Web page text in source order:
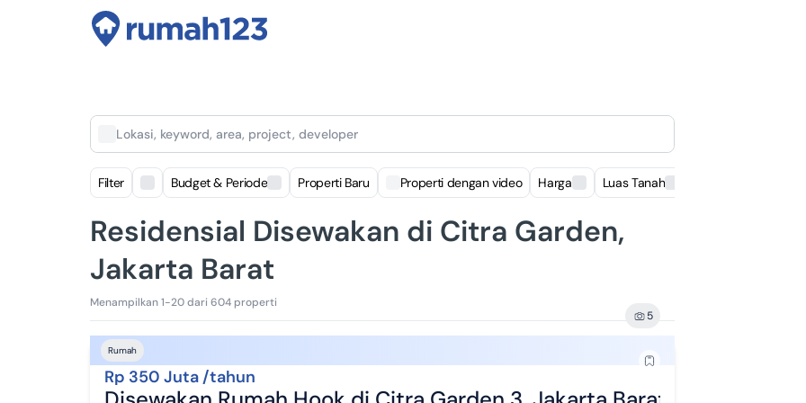
Lokasi, keyword, area, project, developer
Filter Budget & Periode Properti Baru Properti dengan video Harga Luas Tanah
Residensial Disewakan di Citra Garden,
Jakarta Barat
Menampilkan 1-20 dari 604 properti
5
Rumah
Rp 350 Juta /tahun